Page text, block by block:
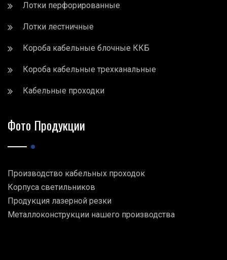
Лотки перфорированные
Лотки лестничные
Короба кабельные блочные ККБ
Короба кабельные трехканальные
Кабельные проходки
Фото Продукции
Производство кабельных проходок
Корпуса светильников
Продукция лазерной резки
Металлоконструкции нашего производства